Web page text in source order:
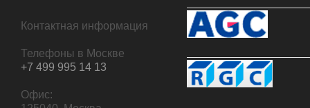
Контактная информация
Телефоны в Москве
+7 499 995 14 13
Офис: